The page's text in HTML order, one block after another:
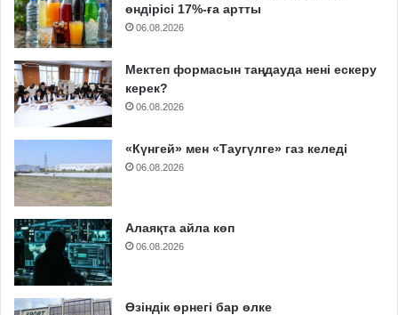
өндірісі 17%-ға артты
06.08.2026
Мектеп формасын таңдауда нені ескеру
керек?
06.08.2026
«Күнгей» мен «Таугүлге» газ келеді
06.08.2026
Алаяқта айла көп
06.08.2026
Өзіндік өрнегі бар өлке